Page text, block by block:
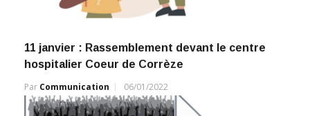
11 janvier : Rassemblement devant le centre
hospitalier Coeur de Corrèze
Par Communication 06/01/2022